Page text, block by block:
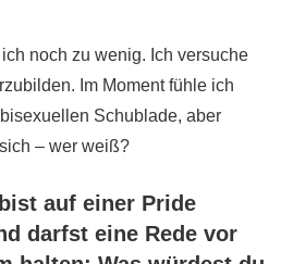
noch zu wenig. Ich versuche
Im Moment fühle ich
Schublade, aber
– wer weiß?
auf einer Pride
darfst eine Rede vor